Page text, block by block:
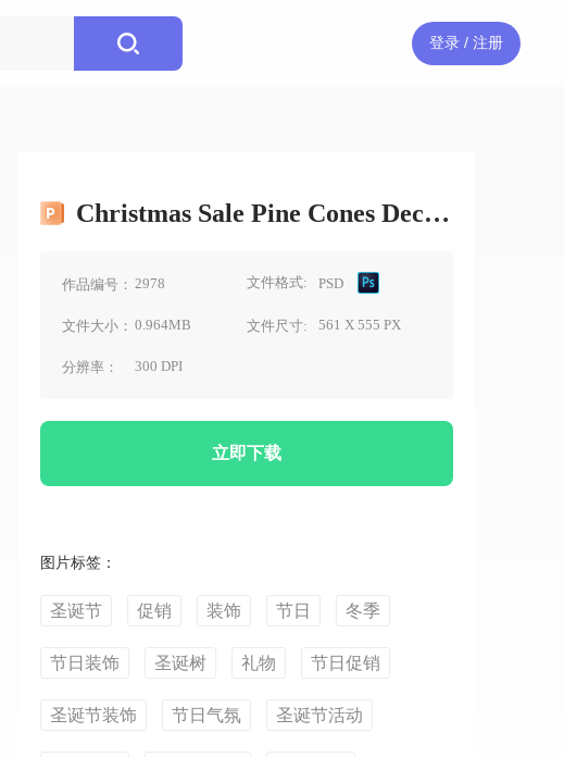
登录 / 注册
Christmas Sale Pine Cones Decoration素材
作品编号： 2978 文件格式: PSD
文件大小： 0.964MB 文件尺寸: 561 X 555 PX
分辨率： 300 DPI
立即下载
图片标签：
圣诞节 促销 装饰 节日 冬季
节日装饰 圣诞树 礼物 节日促销
圣诞节装饰 节日气氛 圣诞节活动